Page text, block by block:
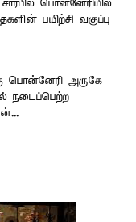
சார்பில் பொன்னேரியில்
பயிற்சி வகுப்பு
பொன்னேரி அருகே
நடைப்பெற்ற